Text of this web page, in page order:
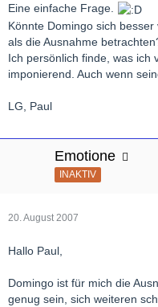
Eine einfache Frage.
Könnte Domingo sich
als die Ausnahme
Ich persönlich finde, was ich
imponierend. Auch wenn
LG, Paul
Emotione
INAKTIV
20. August 2007
Hallo Paul,
Domingo ist für mich die
genug sein, sich weiteren